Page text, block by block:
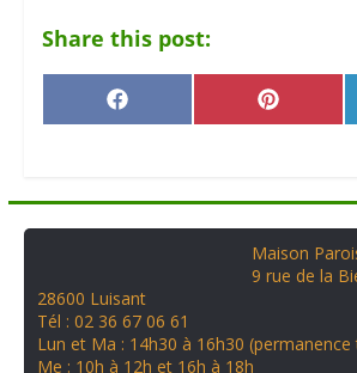
Share this post:
F
a
o
o
P
i
r
e
s
t
Maison
9 rue de la
28600 Luisant
Tél : 02 36 67 06 61
Lun et Ma : 14h30 à 16h30
Me : 10h à 12h et 16h à 18h